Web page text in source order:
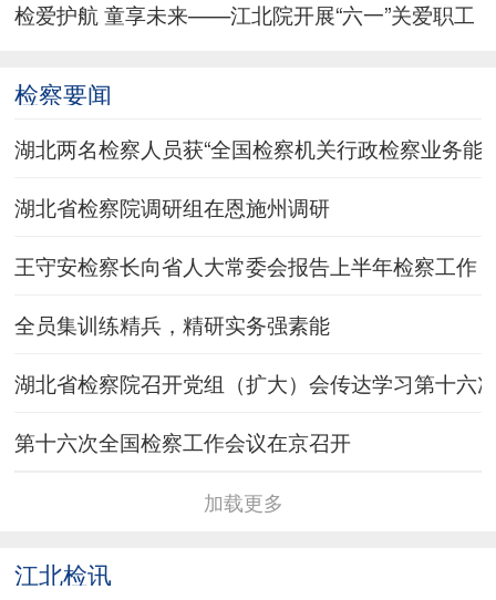
讲
检爱护航 童享未来——江北院开展“六一”关爱职工
“为民造福”专题研讨
江北院在全市检察机关春季运动会中斩获佳绩
湖北省人民检察院监狱交叉巡回第五检察组对沙洋
长林监狱开展交叉巡回检察
检察要闻
湖北两名检察人员获“全国检察机关行政检察业务能
湖北省检察院调研组在恩施州调研
王守安检察长向省人大常委会报告上半年检察工作
全员集训练精兵，精研实务强素能
湖北省检察院召开党组（扩大）会传达学习第十六
第十六次全国检察工作会议在京召开
加载更多
江北检讯